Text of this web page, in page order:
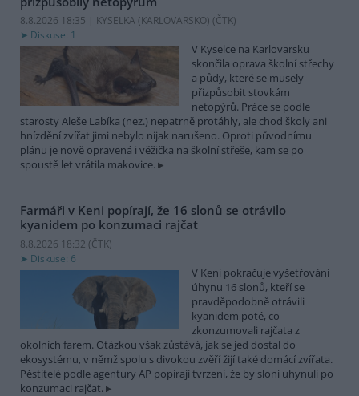
8.8.2026 18:35 | KYSELKA (KARLOVARSKO) (ČTK)
Diskuse: 1
V Kyselce na Karlovarsku
skončila oprava školní střechy
a půdy, které se musely
přizpůsobit stovkám
netopýrů. Práce se podle
starosty Aleše Labíka (nez.) nepatrně protáhly, ale chod školy ani
hnízdění zvířat jimi nebylo nijak narušeno. Oproti původnímu
plánu je nově opravená i věžička na školní střeše, kam se po
spoustě let vrátila makovice.
Farmáři v Keni popírají, že 16 slonů se otrávilo
kyanidem po konzumaci rajčat
8.8.2026 18:32 (ČTK)
Diskuse: 6
V Keni pokračuje vyšetřování
úhynu 16 slonů, kteří se
pravděpodobně otrávili
kyanidem poté, co
zkonzumovali rajčata z
okolních farem. Otázkou však zůstává, jak se jed dostal do
ekosystému, v němž spolu s divokou zvěří žijí také domácí zvířata.
Pěstitelé podle agentury AP popírají tvrzení, že by sloni uhynuli po
konzumaci rajčat.